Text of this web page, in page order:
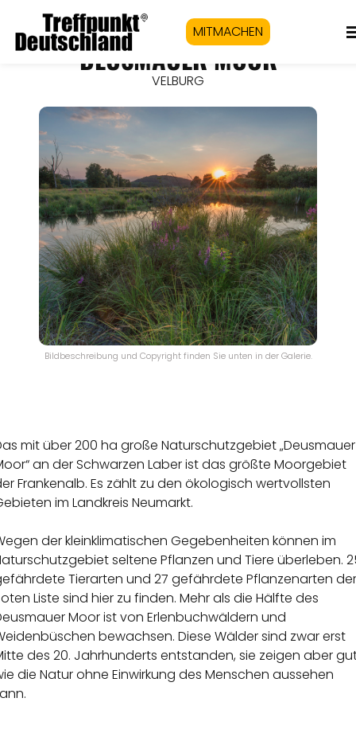
MITMACHEN
DEUSMAUER MOOR
VELBURG
Bildbeschreibung und Copyright finden Sie unten in der Galerie.
mit über 200 ha große Naturschutzgebiet „Deusmauer
an der Schwarzen Laber ist das größte Moorgebiet
Frankenalb. Es zählt zu den ökologisch wertvollsten
im Landkreis Neumarkt.
der kleinklimatischen Gegebenheiten können im
seltene Pflanzen und Tiere überleben.
Tierarten und 27 gefährdete Pflanzenarten der
Liste sind hier zu finden. Mehr als die Hälfte des
Moor ist von Erlenbuchwäldern und
bewachsen. Diese Wälder sind zwar erst
des 20. Jahrhunderts entstanden, sie zeigen aber
die Natur ohne Einwirkung des Menschen aussehen